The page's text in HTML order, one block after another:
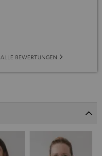
ALLE BEWERTUNGEN